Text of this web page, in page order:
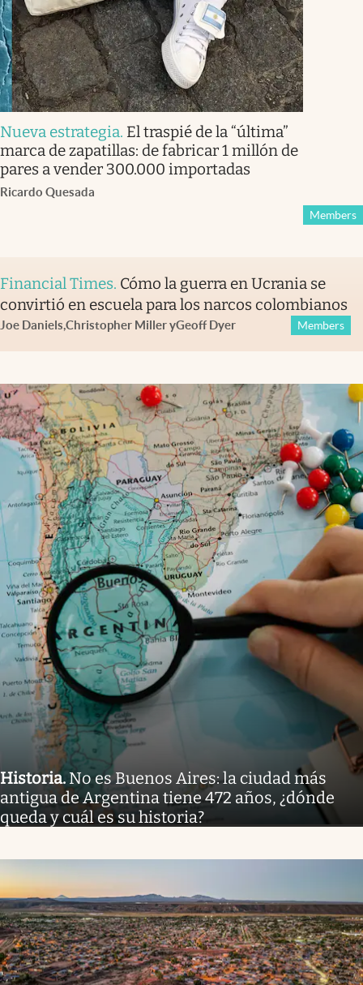
Nueva estrategia. El traspié de la “última”
marca de zapatillas: de fabricar 1 millón de
pares a vender 300.000 importadas
Ricardo Quesada
Members
Financial Times. Cómo la guerra en Ucrania se
convirtió en escuela para los narcos colombianos
Joe Daniels,Christopher MilleryGeoff Dyer Members
Historia. No es Buenos Aires: la ciudad más
antigua de Argentina tiene 472 años, ¿dónde
queda y cuál es su historia?